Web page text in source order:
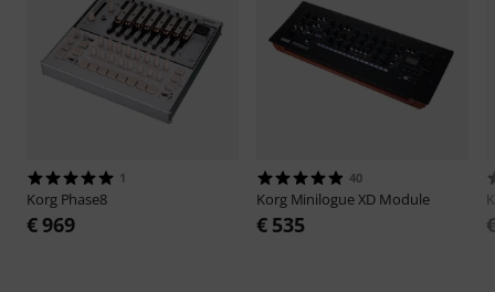
1
Korg Phase8
€ 969
40
Korg Minilogue XD Module
€ 535